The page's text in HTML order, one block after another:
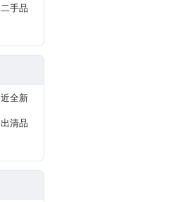
二手品
近全新
出清品